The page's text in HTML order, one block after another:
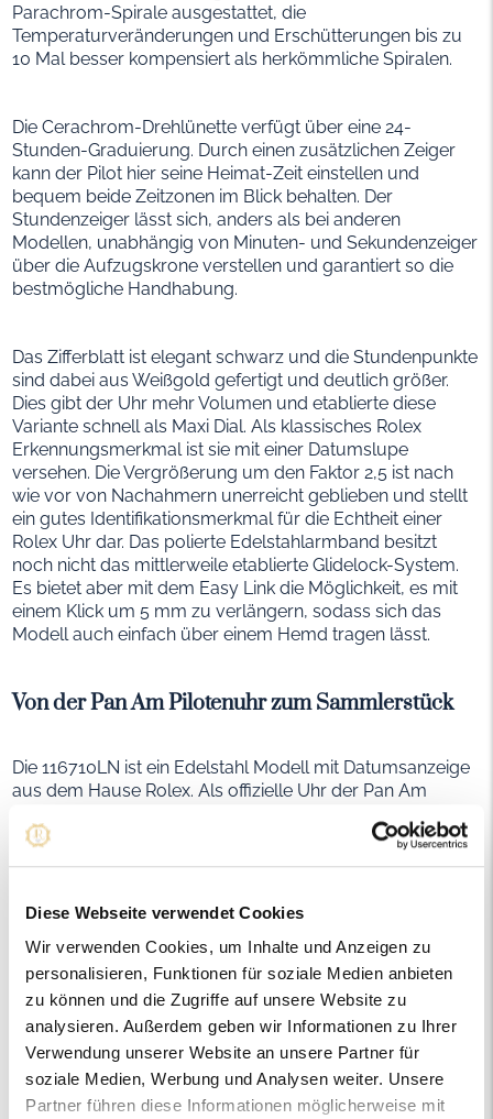
Diese Webseite verwendet Cookies
Wir verwenden Cookies, um Inhalte und Anzeigen zu
personalisieren, Funktionen für soziale Medien anbieten
zu können und die Zugriffe auf unsere Website zu
analysieren. Außerdem geben wir Informationen zu Ihrer
Verwendung unserer Website an unsere Partner für
soziale Medien, Werbung und Analysen weiter. Unsere
Partner führen diese Informationen möglicherweise mit
Parachrom-Spirale ausgestattet, die
Temperaturveränderungen und Erschütterungen bis zu
10 Mal besser kompensiert als herkömmliche Spiralen.
Die Cerachrom-Drehlünette verfügt über eine 24-
Stunden-Graduierung. Durch einen zusätzlichen Zeiger
kann der Pilot hier seine Heimat-Zeit einstellen und
bequem beide Zeitzonen im Blick behalten. Der
Stundenzeiger lässt sich, anders als bei anderen
Modellen, unabhängig von Minuten- und Sekundenzeiger
über die Aufzugskrone verstellen und garantiert so die
bestmögliche Handhabung.
Das Zifferblatt ist elegant schwarz und die Stundenpunkte
sind dabei aus Weißgold gefertigt und deutlich größer.
Dies gibt der Uhr mehr Volumen und etablierte diese
Variante schnell als Maxi Dial. Als klassisches Rolex
Erkennungsmerkmal ist sie mit einer Datumslupe
versehen. Die Vergrößerung um den Faktor 2,5 ist nach
wie vor von Nachahmern unerreicht geblieben und stellt
ein gutes Identifikationsmerkmal für die Echtheit einer
Rolex Uhr dar. Das polierte Edelstahlarmband besitzt
noch nicht das mittlerweile etablierte Glidelock-System.
Es bietet aber mit dem Easy Link die Möglichkeit, es mit
einem Klick um 5 mm zu verlängern, sodass sich das
Modell auch einfach über einem Hemd tragen lässt.
Von der Pan Am Pilotenuhr zum Sammlerstück
Die 116710LN ist ein Edelstahl Modell mit Datumsanzeige
aus dem Hause Rolex. Als offizielle Uhr der Pan Am
avancierte schnell zum Klassiker. Durch den Ausbau des
Zeitzonen behalten. Die 1954 herausgebrachte GMT-
charakteristische rot-blaue Lünette half ihr schnell, an
Popularität zu gewinnen. So wurde sie zur offiziellen Uhr
mehrerer transkontinentaler Airlines, unter anderem der
bekannten Fluggesellschaft Pan American Airways,
besser bekannt unter dem Namen Pan Am. Auch in den
1960er Jahren schrieb die GMT-Master Fluggeschichte,
als sie auf den finalen Testflügen von Concord an den
Handgelenken der Testpiloten André Turcat und Brian